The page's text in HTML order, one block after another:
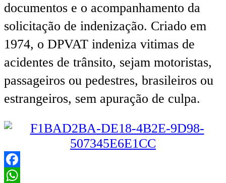
documentos e o acompanhamento da
solicitação de indenização. Criado em
1974, o DPVAT indeniza vitimas de
acidentes de trânsito, sejam motoristas,
passageiros ou pedestres, brasileiros ou
estrangeiros, sem apuração de culpa.
Facebook